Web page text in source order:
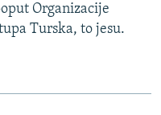
Organizacije
Turska, to jesu.